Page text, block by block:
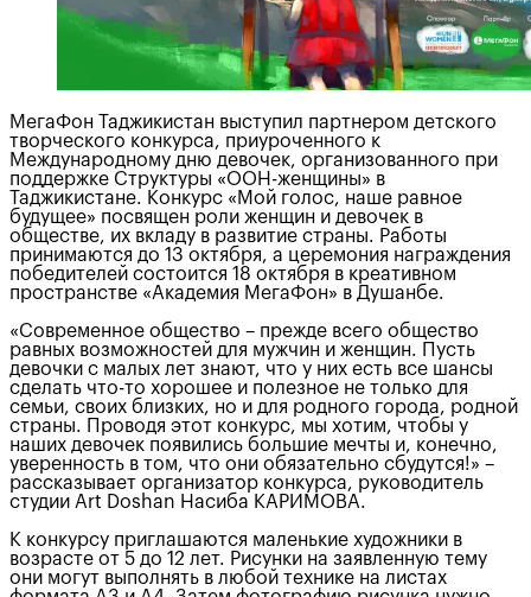
МегаФон Таджикистан выступил партнером детского
творческого конкурса, приуроченного к
Международному дню девочек, организованного при
поддержке Структуры «ООН-женщины» в
Таджикистане. Конкурс «Мой голос, наше равное
будущее» посвящен роли женщин и девочек в
обществе, их вкладу в развитие страны. Работы
принимаются до 13 октября, а церемония награждения
победителей состоится 18 октября в креативном
пространстве «Академия МегаФон» в Душанбе.
«Современное общество – прежде всего общество
равных возможностей для мужчин и женщин. Пусть
девочки с малых лет знают, что у них есть все шансы
сделать что-то хорошее и полезное не только для
семьи, своих близких, но и для родного города, родной
страны. Проводя этот конкурс, мы хотим, чтобы у
наших девочек появились большие мечты и, конечно,
уверенность в том, что они обязательно сбудутся!» –
рассказывает организатор конкурса, руководитель
студии Art Doshan Насиба КАРИМОВА.
К конкурсу приглашаются маленькие художники в
возрасте от 5 до 12 лет. Рисунки на заявленную тему
они могут выполнять в любой технике на листах